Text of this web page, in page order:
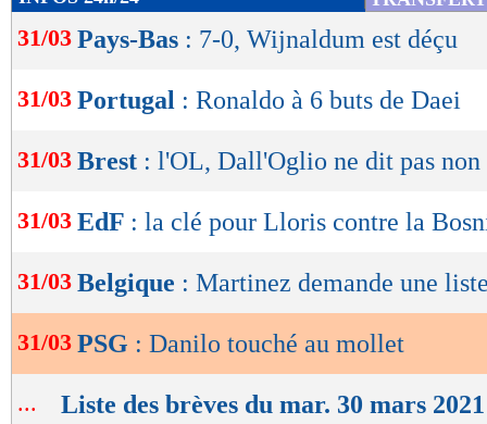
de
lecture
OK
31/03 Pays-Bas : 7-0, Wijnaldum est déçu
31/03 Portugal : Ronaldo à 6 buts de Daei
31/03 Brest : l'OL, Dall'Oglio ne dit pas non
31/03 EdF : la clé pour Lloris contre la
31/03 Belgique : Martinez demande une
31/03 PSG : Danilo touché au mollet
... Liste des brèves du mar. 30 mars 2021